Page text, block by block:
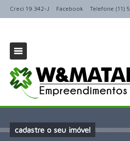
Creci 19.342-J Facebook Telefone (11)
cadastre o seu imóvel